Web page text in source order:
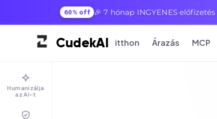
60% off 🎉 7 hónap INGYENES
CudekAI itthon Árazás MCP
Humanizálja
az AI-t